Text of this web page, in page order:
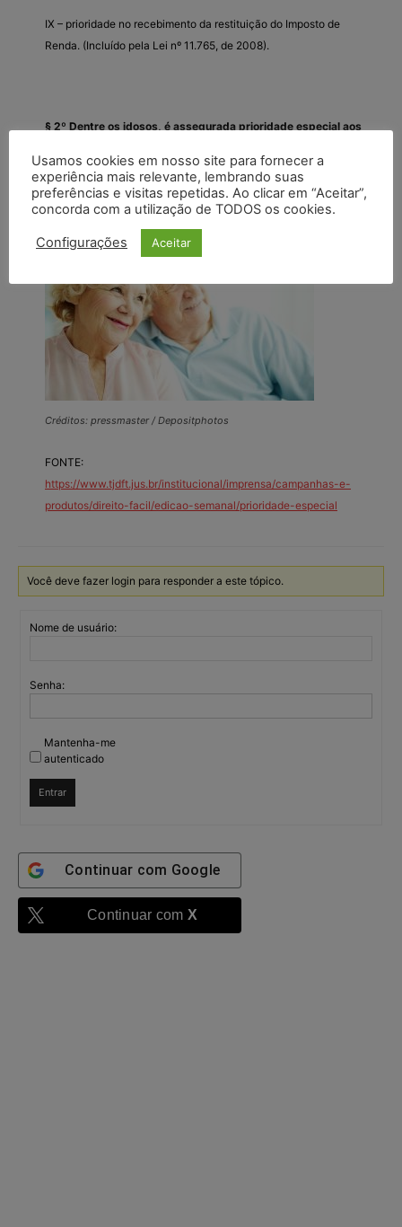
IX – prioridade no recebimento da restituição do Imposto de
Renda. (Incluído pela Lei nº 11.765, de 2008).
§ 2º Dentre os idosos, é assegurada prioridade especial aos
sempre preferencialmente em relação aos demais idosos.
(Incluído pela Lei nº 13.466, de 2017)
Créditos: pressmaster / Depositphotos
FONTE:
https://www.tjdft.jus.br/institucional/imprensa/campanhas-e-
produtos/direito-facil/edicao-semanal/prioridade-especial
Você deve fazer login para responder a este tópico.
Nome de usuário:
Senha:
Mantenha-me
autenticado
Entrar
Continuar com Google
Continuar com X
Usamos cookies em nosso site para fornecer a
experiência mais relevante, lembrando suas
preferências e visitas repetidas. Ao clicar em “Aceitar”,
concorda com a utilização de TODOS os cookies.
Configurações Aceitar